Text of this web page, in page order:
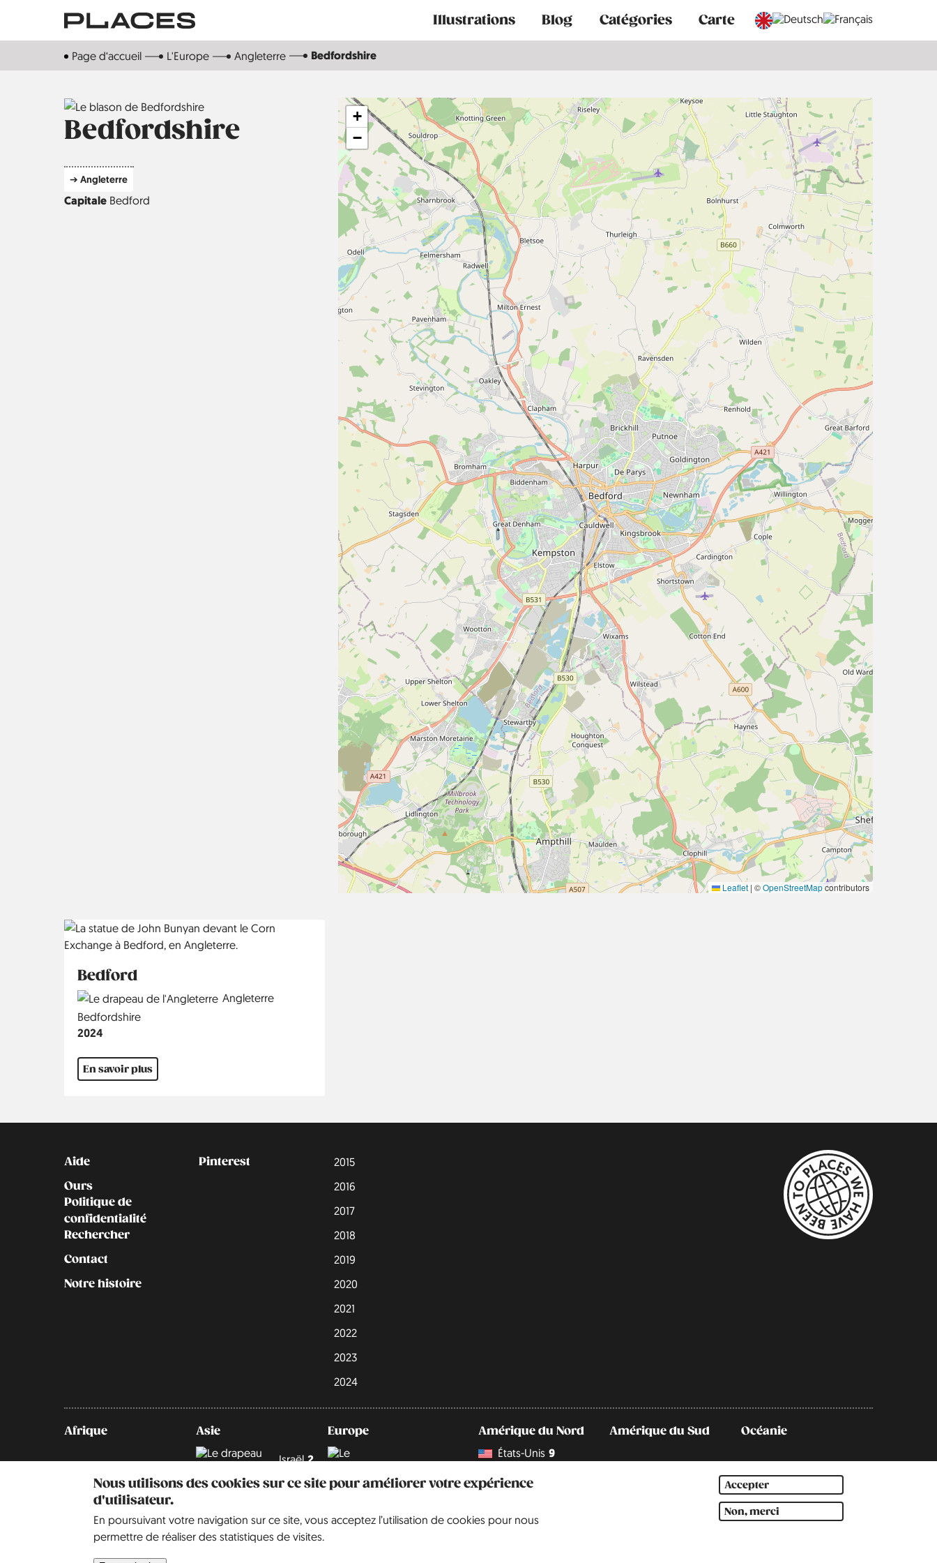
Nous utilisons des cookies sur ce site pour améliorer votre expérience
d'utilisateur.
En poursuivant votre navigation sur ce site, vous acceptez l’utilisation de cookies pour nous
permettre de réaliser des statistiques de visites.
Accepter
Non, merci
contenu
Main
navigation
Illustrations Blog Catégories Carte
Page d‘accueil L'Europe Angleterre Bedfordshire
Bedfordshire
➔ Angleterre
Capitale Bedford
+
−
Leaflet | ©OpenStreetMapcontributors
Bedford
Country
Angleterre
Région
Bedfordshire
Année
2024
En savoir plus
Kontakt
Aide
Ours
Politique de
confidentialité
Rechercher
Contact
Notre histoire
Social
Pinterest
2015
2016
2017
2018
2019
2020
2021
2022
2023
2024
Afrique Asie
Israël 2
Europe
Amérique du Nord
États-Unis 9
Amérique du Sud Océanie